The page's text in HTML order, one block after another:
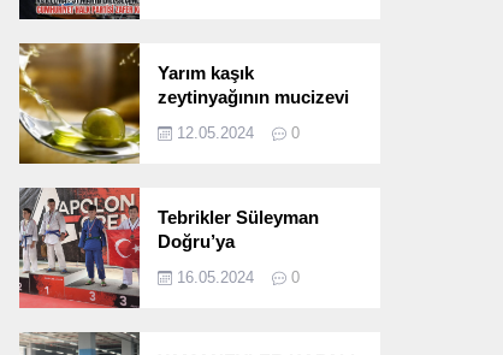
Yarım kaşık
zeytinyağının mucizevi
12.05.2024 0
Tebrikler Süleyman
Doğru’ya
16.05.2024 0